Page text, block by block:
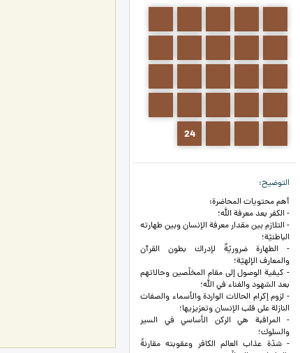
24
التوضيح
أهم محتويات المحاضرة:
- الكفر بعد معرفة الله؛
- التلازم بين مقدار معرفة الإنسان وبين طهارته
الباطنيّة؛
- الطهارة ضروريّةٌ لإدراك بطون القرآن
والمعارف الإلهيّة؛
- كيفية الوصول إلى مقام المخلّصين وحالاتهم
بعد الشهود والفناء في الله؛
- لزوم إكرام الحالات الواردة والأسماء والصفات
النازلة على قلب الإنسان وتعزيزيها؛
- المراقبة هي الركن الأساسي في السير
والسلوك؛
- شدّة عذاب العالم الكافر وعقوبته مقارنةً